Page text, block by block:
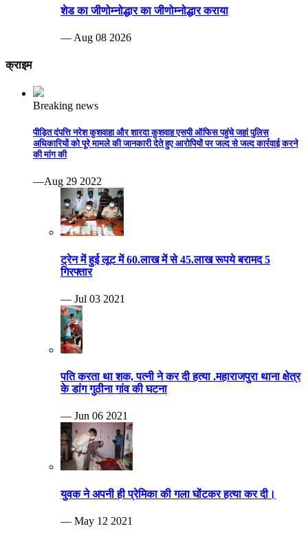
शेड का जीणोम्नोद्धार का जीणोम्नोद्धार कराया
— Aug 08 2026
क्राइम
Breaking news
पीड़ित दंपत्ति नरेश कुशवाहा और शारदा कुशवाह एसपी ऑफिस पहुंचे जहां पुलिस
अधिकारियों को पूरे मामले की जानकारी देते हुए आरोपियों पर जल्द से जल्द कार्रवाई करने
की मांग की
—Aug 29 2022
ट्रेन में हुई लूट में 60.लाख में से 45.लाख रूपये बरामद 5
गिरफ्तार
— Jul 03 2021
पति करता था शक, पत्नी ने कर दी हत्या .महाराजपुरा थाना क्षेत्र
के डांग गुठीना गांव की घटना
— Jun 06 2021
युवक ने अपनी ही प्रेमिका की गला घोंटकर हत्या कर दी।
— May 12 2021